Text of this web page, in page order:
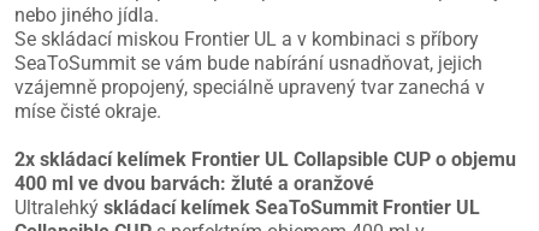
nebo jiného jídla.
Se skládací miskou Frontier UL a v kombinaci s příbory
SeaToSummit se vám bude nabírání usnadňovat, jejich
vzájemně propojený, speciálně upravený tvar zanechá v
míse čisté okraje.
2x skládací kelímek Frontier UL Collapsible CUP o objemu
400 ml ve dvou barvách: žluté a oranžové
Ultralehký skládací kelímek SeaToSummit Frontier UL